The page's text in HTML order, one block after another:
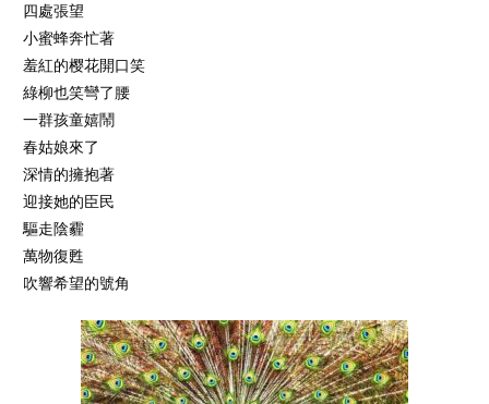
四處張望
小蜜蜂奔忙著
羞紅的樱花開口笑
綠柳也笑彎了腰
一群孩童嬉鬧
春姑娘來了
深情的擁抱著
迎接她的臣民
驅走陰霾
萬物復甦
吹響希望的號角